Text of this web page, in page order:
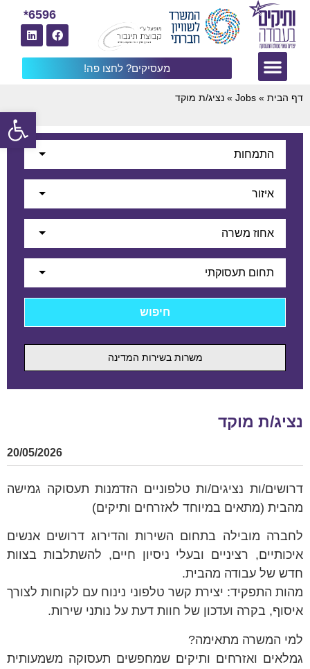
מעסיקים? לחצו פה!
6596*
דף הבית »
Jobs
» נציג/ת מוקד
התמחות
איזור
אחוז משרה
תחום תעסוקתי
משרות בשירות המדינה
נציג/ת מוקד
20/05/2026
דרושים/ות נציגים/ות טלפוניים הזדמנות תעסוקה גמישה
מהבית (מתאים במיוחד לאזרחים ותיקים)
לחברה מובילה בתחום השירות והדירוג דרושים אנשים
איכותיים, רציניים ובעלי ניסיון חיים, להשתלבות בצוות
חדש של עבודה מהבית.
מהות התפקיד: יצירת קשר טלפוני נינוח עם לקוחות לצורך
איסוף, בקרה ועדכון של חוות דעת על נותני שירות.
למי המשרה מתאימה?
גמלאים ואזרחים ותיקים שמחפשים תעסוקה משמעותית